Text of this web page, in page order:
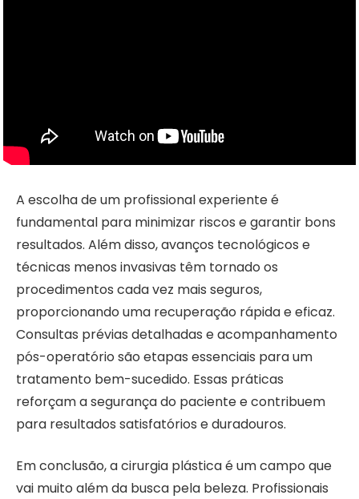
A escolha de um profissional experiente é
fundamental para minimizar riscos e garantir bons
resultados. Além disso, avanços tecnológicos e
técnicas menos invasivas têm tornado os
procedimentos cada vez mais seguros,
proporcionando uma recuperação rápida e eficaz.
Consultas prévias detalhadas e acompanhamento
pós-operatório são etapas essenciais para um
tratamento bem-sucedido. Essas práticas
reforçam a segurança do paciente e contribuem
para resultados satisfatórios e duradouros.
Em conclusão, a cirurgia plástica é um campo que
vai muito além da busca pela beleza. Profissionais